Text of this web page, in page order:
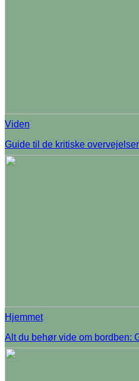
Viden
Guide til de kritiske
Hjemmet
Alt du behør vide om bordben: